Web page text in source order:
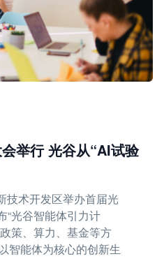
举行 光谷从“AI试验
技术开发区举办首届光
“光谷智能体引力计
策、算力、基金等方
智能体为核心的创新生